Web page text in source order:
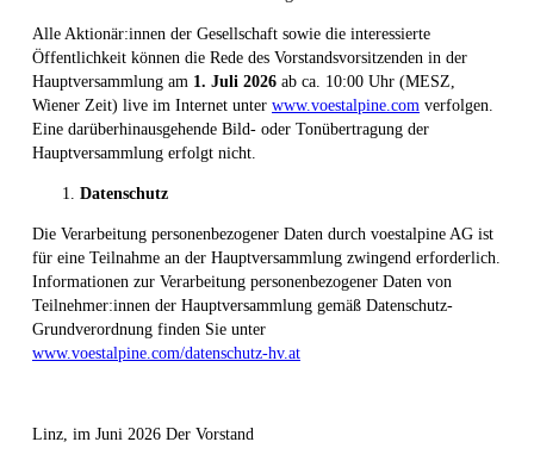
Alle Aktionär:innen der Gesellschaft sowie die interessierte
Öffentlichkeit können die Rede des Vorstandsvorsitzenden in der
Hauptversammlung am 1. Juli 2026 ab ca. 10:00 Uhr (MESZ,
Wiener Zeit) live im Internet unter www.voestalpine.com verfolgen.
Eine darüberhinausgehende Bild- oder Tonübertragung der
Hauptversammlung erfolgt nicht.
Datenschutz
Die Verarbeitung personenbezogener Daten durch voestalpine AG ist
für eine Teilnahme an der Hauptversammlung zwingend erforderlich.
Informationen zur Verarbeitung personenbezogener Daten von
Teilnehmer:innen der Hauptversammlung gemäß Datenschutz-
Grundverordnung finden Sie unter
www.voestalpine.com/datenschutz-hv.at
Linz, im Juni 2026 Der Vorstand